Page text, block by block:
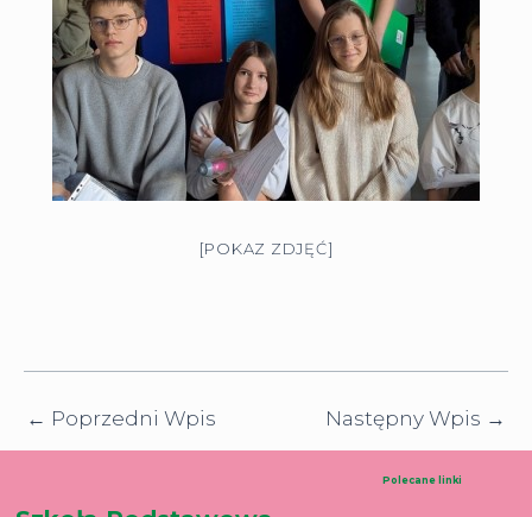
[POKAZ ZDJĘĆ]
← Poprzedni Wpis Następny Wpis →
Polecane linki